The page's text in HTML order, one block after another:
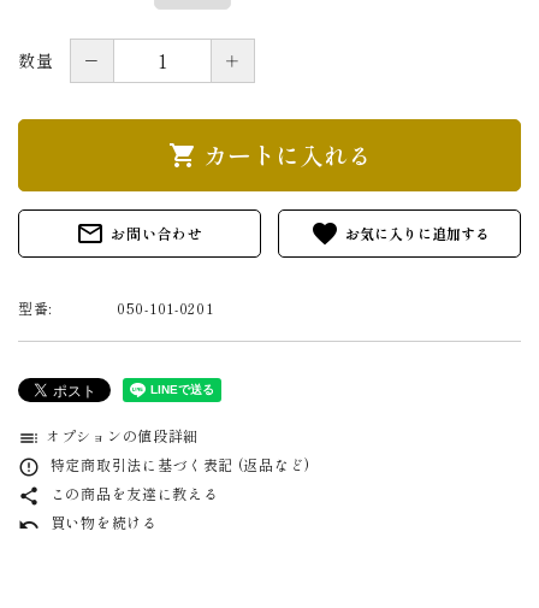
数量 － ＋
shopping_cart カートに入れる
mail_outline お問い合わせ favorite
型番: 050-101-0201
toc オプションの値段詳細
error_outline 特定商取引法に基づく表記 (返品など)
share この商品を友達に教える
undo 買い物を続ける